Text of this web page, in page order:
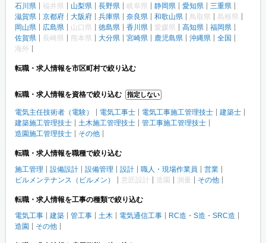
石川県
福井県 山梨県 長野県 岐阜県 静岡県 愛知県
三重県
滋賀県
京都府 大阪府 兵庫県 奈良県 和歌山県 鳥取県
島根県
岡山県
広島県 山口県 徳島県 香川県 愛媛県 高知県
福岡県
佐賀県
長崎県 熊本県 大分県 宮崎県 鹿児島県 沖縄県
全国
海外
転職・求人情報を市区町村で絞り込む
転職・求人情報を資格で絞り込む 指定しない
電気主任技術者（電験） 電気工事士 電気工事施工管理技士
建築士
建築施工管理技士
土木施工管理技士
管工事施工管理技士
造園施工管理技士
その他
転職・求人情報を職種で絞り込む
施工管理
設備設計 設備管理 設計 職人・現場作業員
営業
ビルメンテナンス（ビルメン）
意匠設計 造園 測量 その他
転職・求人情報を工事の種類で絞り込む
電気工事
建築 管工事 土木 電気通信工事
RC造・S造・SRC造
造園
その他